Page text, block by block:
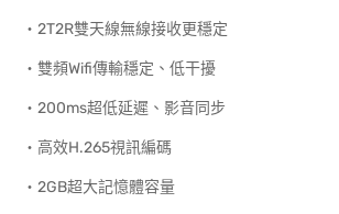
‧2T2R雙天線無線接收更穩定
‧雙頻Wifi傳輸穩定、低干擾
‧200ms超低延遲、影音同步
‧高效H.265視訊編碼
‧2GB超大記憶體容量